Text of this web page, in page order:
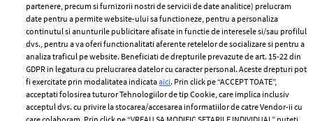
ELLE Style Awards
2024
Despre ELLE
Romania
Contact
Abonamente
Termeni si conditii
Politica de
confidențialitate
Politica de cookies
Publicitate
partenere, precum si furnizorii nostri de servicii de date analitice) prelucram
date pentru a permite website-ului sa functioneze, pentru a personaliza
continutul si anunturile publicitare afisate in functie de interesele si/sau profilul
dvs., pentru a va oferi functionalitati aferente retelelor de socializare si pentru a
analiza traficul pe website. Beneficiati de drepturile prevazute de art. 15-22 din
GDPR in legatura cu prelucrarea datelor cu caracter personal. Aceste drepturi pot
fi exercitate prin modalitatea indicataaici. Prin click pe “ACCEPT TOATE”,
acceptati folosirea tuturor Tehnologiilor de tip Cookie, care implica inclusiv
acceptul dvs. cu privire la stocarea/accesarea informatiilor de catre Vendor-ii cu